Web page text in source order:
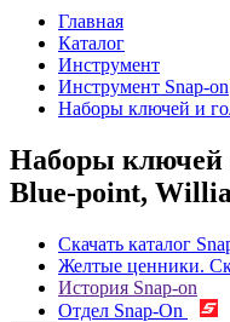
Главная
Каталог
Инструмент
Инструмент Snap-on
Наборы ключей и
Наборы ключей
Blue-point,
Скачать каталог
Желтые ценники.
История Snap-on
Отдел Snap-On